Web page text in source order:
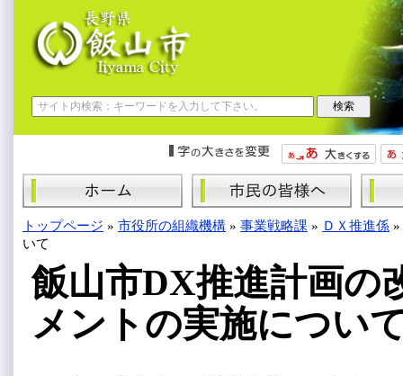
トップページ » 市役所の組織機構 » 事業戦略課 » ＤＸ推進係 »
いて
飯山市DX推進計画の
メントの実施につい